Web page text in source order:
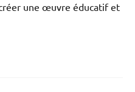
une œuvre éducatif et